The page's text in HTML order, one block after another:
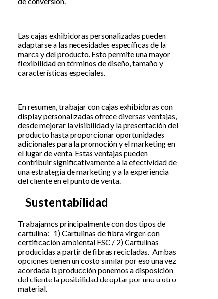
Las cajas exhibidoras personalizadas pueden
adaptarse a las necesidades específicas de la
marca y del producto. Esto permite una mayor
flexibilidad en términos de diseño, tamaño y
características especiales.
En resumen, trabajar con cajas exhibidoras con
display personalizadas ofrece diversas ventajas,
desde mejorar la visibilidad y la presentación del
producto hasta proporcionar oportunidades
adicionales para la promoción y el marketing en
el lugar de venta. Estas ventajas pueden
contribuir significativamente a la efectividad de
una estrategia de marketing y a la experiencia
del cliente en el punto de venta.
Sustentabilidad
Trabajamos principalmente con dos tipos de
cartulina: 1) Cartulinas de fibra virgen con
certificación ambiental FSC / 2) Cartulinas
producidas a partir de fibras recicladas. Ambas
opciones tienen un costo similar por eso una vez
acordada la producción ponemos a disposición
del cliente la posibilidad de optar por uno u otro
material.